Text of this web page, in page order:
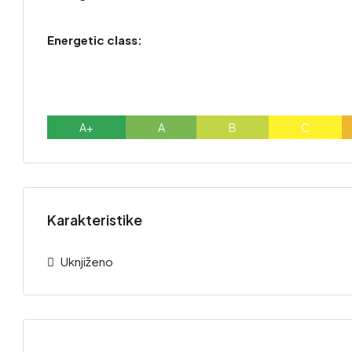
Energetic class:
A+ A B C
Karakteristike
Uknjiženo